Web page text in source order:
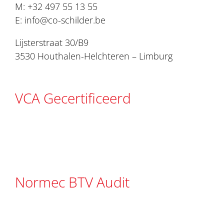
M: +32 497 55 13 55
E: info@co-schilder.be
Lijsterstraat 30/B9
3530 Houthalen-Helchteren – Limburg
VCA Gecertificeerd
Normec BTV Audit